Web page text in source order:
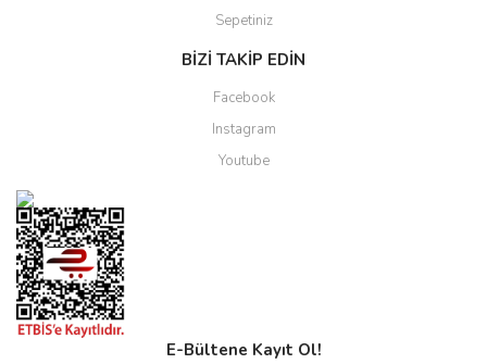
Sepetiniz
BİZİ TAKİP EDİN
Facebook
Instagram
Youtube
E-Bültene Kayıt Ol!